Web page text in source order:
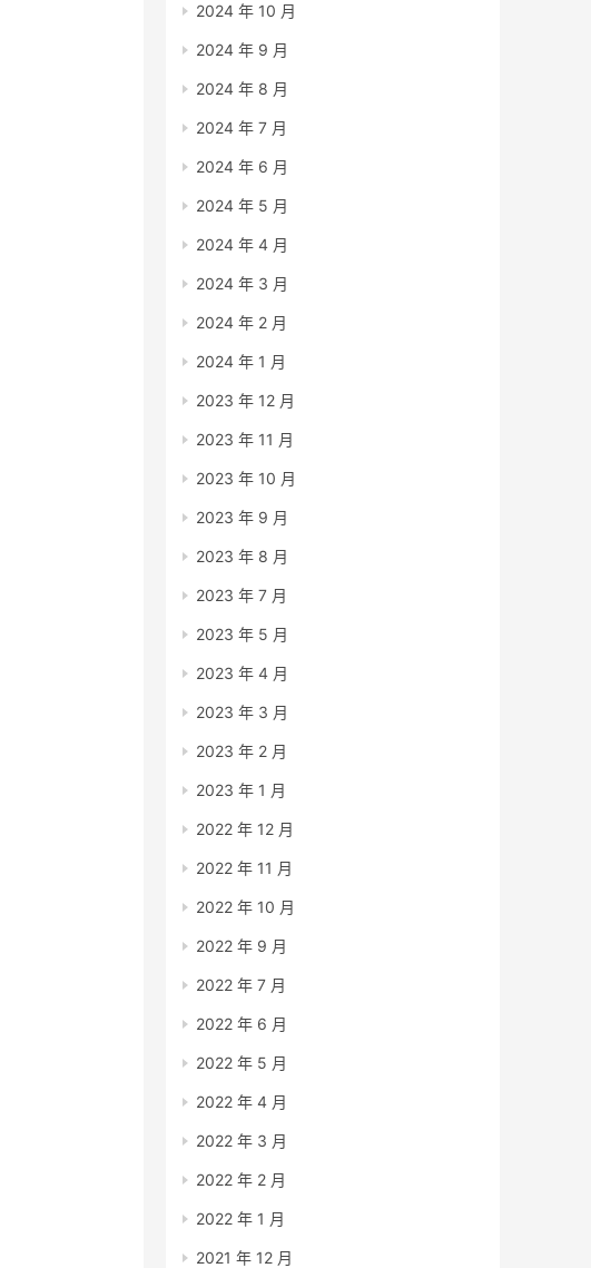
2024 年 10 月
2024 年 9 月
2024 年 8 月
2024 年 7 月
2024 年 6 月
2024 年 5 月
2024 年 4 月
2024 年 3 月
2024 年 2 月
2024 年 1 月
2023 年 12 月
2023 年 11 月
2023 年 10 月
2023 年 9 月
2023 年 8 月
2023 年 7 月
2023 年 5 月
2023 年 4 月
2023 年 3 月
2023 年 2 月
2023 年 1 月
2022 年 12 月
2022 年 11 月
2022 年 10 月
2022 年 9 月
2022 年 7 月
2022 年 6 月
2022 年 5 月
2022 年 4 月
2022 年 3 月
2022 年 2 月
2022 年 1 月
2021 年 12 月